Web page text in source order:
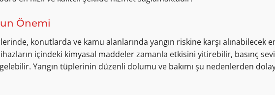
Önemi
konutlarda ve kamu alanlarında yangın riskine karşı alınabilecek
içindeki kimyasal maddeler zamanla etkisini yitirebilir, basınç
Yangın tüplerinin düzenli dolumu ve bakımı şu nedenlerden